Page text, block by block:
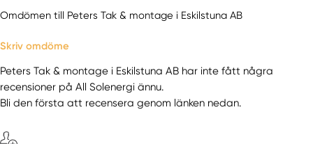
Omdömen till Peters Tak & montage i Eskilstuna AB
Skriv omdöme
Peters Tak & montage i Eskilstuna AB har inte fått några
recensioner på All Solenergi ännu.
Bli den första att recensera genom länken nedan.